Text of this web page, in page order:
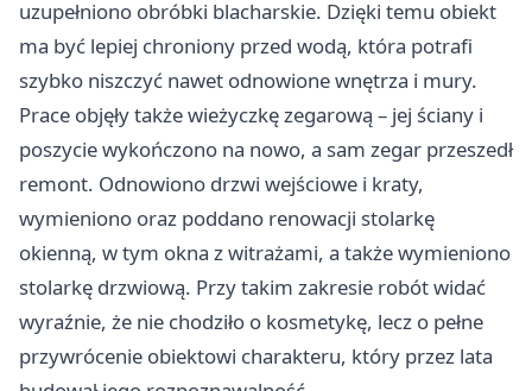
uzupełniono obróbki blacharskie. Dzięki temu obiekt
ma być lepiej chroniony przed wodą, która potrafi
szybko niszczyć nawet odnowione wnętrza i mury.
Prace objęły także wieżyczkę zegarową – jej ściany i
poszycie wykończono na nowo, a sam zegar przeszedł
remont. Odnowiono drzwi wejściowe i kraty,
wymieniono oraz poddano renowacji stolarkę
okienną, w tym okna z witrażami, a także wymieniono
stolarkę drzwiową. Przy takim zakresie robót widać
wyraźnie, że nie chodziło o kosmetykę, lecz o pełne
przywrócenie obiektowi charakteru, który przez lata